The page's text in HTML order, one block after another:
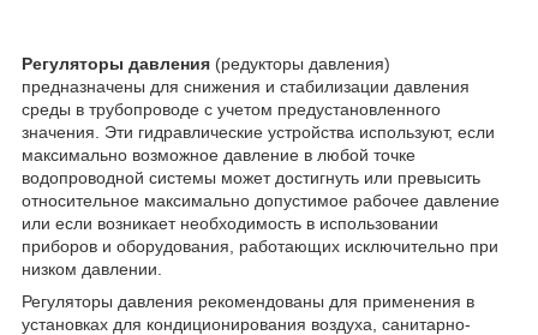
Регуляторы давления (редукторы давления)
предназначены для снижения и стабилизации давления
среды в трубопроводе с учетом предустановленного
значения. Эти гидравлические устройства используют, если
максимально возможное давление в любой точке
водопроводной системы может достигнуть или превысить
относительное максимально допустимое рабочее давление
или если возникает необходимость в использовании
приборов и оборудования, работающих исключительно при
низком давлении.
Регуляторы давления рекомендованы для применения в
установках для кондиционирования воздуха, санитарно-